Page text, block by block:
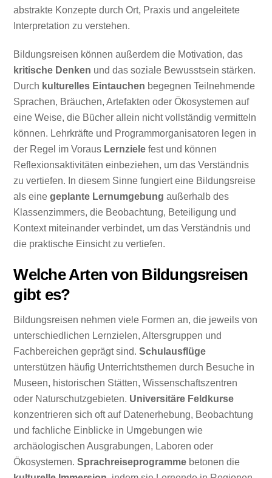
abstrakte Konzepte durch Ort, Praxis und angeleitete
Interpretation zu verstehen.
Bildungsreisen können außerdem die Motivation, das
kritische Denken und das soziale Bewusstsein stärken.
Durch kulturelles Eintauchen begegnen Teilnehmende
Sprachen, Bräuchen, Artefakten oder Ökosystemen auf
eine Weise, die Bücher allein nicht vollständig vermitteln
können. Lehrkräfte und Programmorganisatoren legen in
der Regel im Voraus Lernziele fest und können
Reflexionsaktivitäten einbeziehen, um das Verständnis
zu vertiefen. In diesem Sinne fungiert eine Bildungsreise
als einegeplante Lernumgebung außerhalb des
Klassenzimmers, die Beobachtung, Beteiligung und
Kontext miteinander verbindet, um das Verständnis und
die praktische Einsicht zu vertiefen.
Welche Arten von Bildungsreisen
gibt es?
Bildungsreisen nehmen viele Formen an, die jeweils von
unterschiedlichen Lernzielen, Altersgruppen und
Fachbereichen geprägt sind.Schulausflüge
unterstützen häufig Unterrichtsthemen durch Besuche in
Museen, historischen Stätten, Wissenschaftszentren
oder Naturschutzgebieten. Universitäre Feldkurse
konzentrieren sich oft auf Datenerhebung, Beobachtung
und fachliche Einblicke in Umgebungen wie
archäologischen Ausgrabungen, Laboren oder
Ökosystemen.Sprachreiseprogramme betonen die